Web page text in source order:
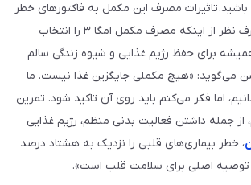
باشید. تاثیرات مصرف این مکمل به فاکتورهای خطر
فردی بستگی دارد. صرف نظر از اینکه مصرف مکمل امگا ۳ را انتخاب
برای حفظ رژیم غذایی و شیوه زندگی سالم
می‌گوید: «هیچ مکملی جایگزین غذا نیست. ما
اما فکر می‌کنم باید روی آن تاکید شود. تمرین
از جمله داشتن فعالیت بدنی منظم، رژیم غذایی
، خطر بیماری‌های قلبی را نزدیک به هشتاد درصد
اصلی برای سلامت قلب است».